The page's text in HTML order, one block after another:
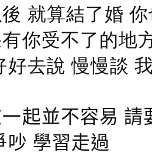
就算結了婚
你受不了的地
好去說 慢慢談
起並不容易
吵 學習走過